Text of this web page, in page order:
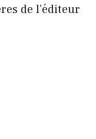
de l’éditeur